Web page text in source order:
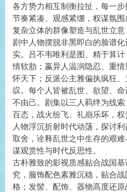
各方势力相互制衡拉扯，每一
节奏紧凑、观感紧绷，权谋氛围
复杂立体的群像塑造与乱世立意
剧中人物摆脱非黑即白的脸谱
实。吕不韦唯利是图、精于算
情软肋；嬴异人温润隐忍、重
怀天下；反派公主雅偏执疯狂
叹。每个人皆被乱世、欲望、
不由己。剧集以三人羁绊为线
百态，战火纷飞、礼崩乐坏，
人物浮沉折射时代动荡，探讨
取舍，诠释乱世之中生存的艰
谋观赏性与时代反思性。
古朴雅致的影视质感贴合战国
究，服饰配色素雅沉稳，贴合
格；发髻、配饰、器物高度还